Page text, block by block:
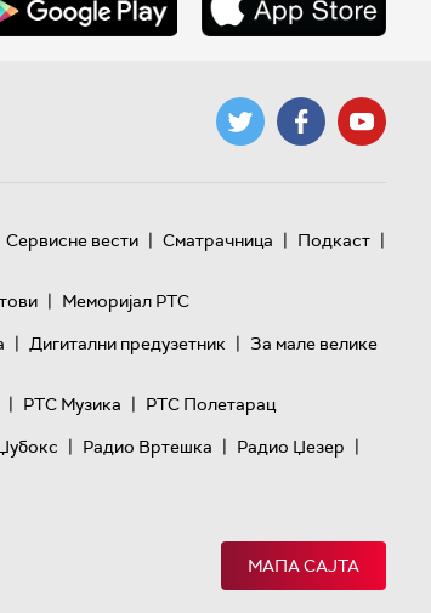
Сервисне вести | Сматрачница | Подкаст |
| Меморијал РТС
| Дигитални предузетник | За мале велике
| РТС Музика | РТС Полетарац
| Радио Вртешка | Радио Џезер |
МАПА САЈТА